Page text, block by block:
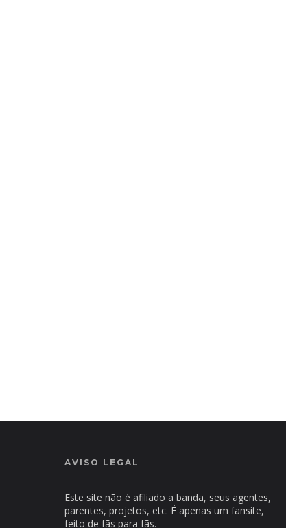
AVISO LEGAL
Este site não é afiliado a banda, seus agentes,
parentes, projetos, etc. É apenas um fansite,
feito de fãs para fãs.